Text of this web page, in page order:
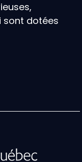
sont dotées